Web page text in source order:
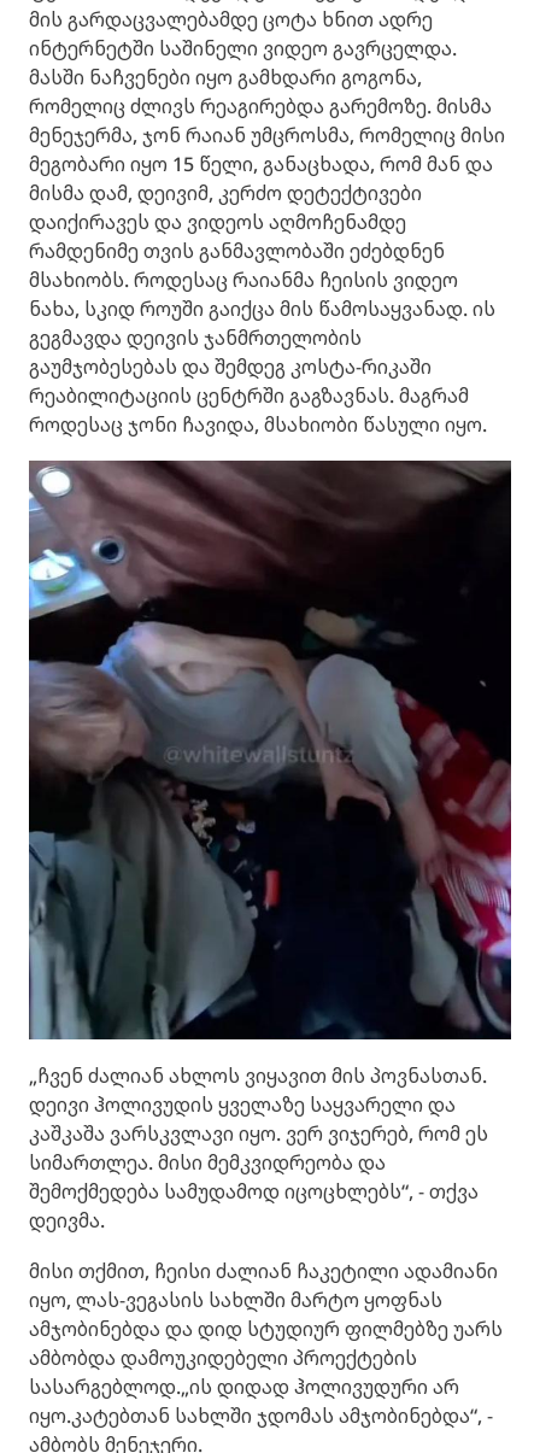
მის გარდაცვალებამდე ცოტა ხნით ადრე
ინტერნეტში საშინელი ვიდეო გავრცელდა.
მასში ნაჩვენები იყო გამხდარი გოგონა,
რომელიც ძლივს რეაგირებდა გარემოზე. მისმა
მენეჯერმა, ჯონ რაიან უმცროსმა, რომელიც მისი
მეგობარი იყო 15 წელი, განაცხადა, რომ მან და
მისმა დამ, დეივიმ, კერძო დეტექტივები
დაიქირავეს და ვიდეოს აღმოჩენამდე
რამდენიმე თვის განმავლობაში ეძებდნენ
მსახიობს. როდესაც რაიანმა ჩეისის ვიდეო
ნახა, სკიდ როუში გაიქცა მის წამოსაყვანად. ის
გეგმავდა დეივის ჯანმრთელობის
გაუმჯობესებას და შემდეგ კოსტა-რიკაში
რეაბილიტაციის ცენტრში გაგზავნას. მაგრამ
როდესაც ჯონი ჩავიდა, მსახიობი წასული იყო.
„ჩვენ ძალიან ახლოს ვიყავით მის პოვნასთან.
დეივი ჰოლივუდის ყველაზე საყვარელი და
კაშკაშა ვარსკვლავი იყო. ვერ ვიჯერებ, რომ ეს
სიმართლეა. მისი მემკვიდრეობა და
შემოქმედება სამუდამოდ იცოცხლებს“, - თქვა
დეივმა.
მისი თქმით, ჩეისი ძალიან ჩაკეტილი ადამიანი
იყო, ლას-ვეგასის სახლში მარტო ყოფნას
ამჯობინებდა და დიდ სტუდიურ ფილმებზე უარს
ამბობდა დამოუკიდებელი პროექტების
სასარგებლოდ.„ის დიდად ჰოლივუდური არ
იყო.კატებთან სახლში ჯდომას ამჯობინებდა“, -
ამბობს მენეჯერი.